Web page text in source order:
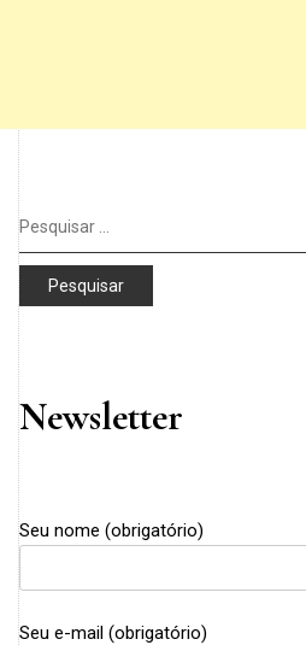
Pesquisar
por:
Newsletter
Seu nome (obrigatório)
Seu e-mail (obrigatório)